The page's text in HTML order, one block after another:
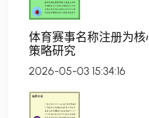
体育赛事名称注册为
策略研究
2026-05-03 15:34:16